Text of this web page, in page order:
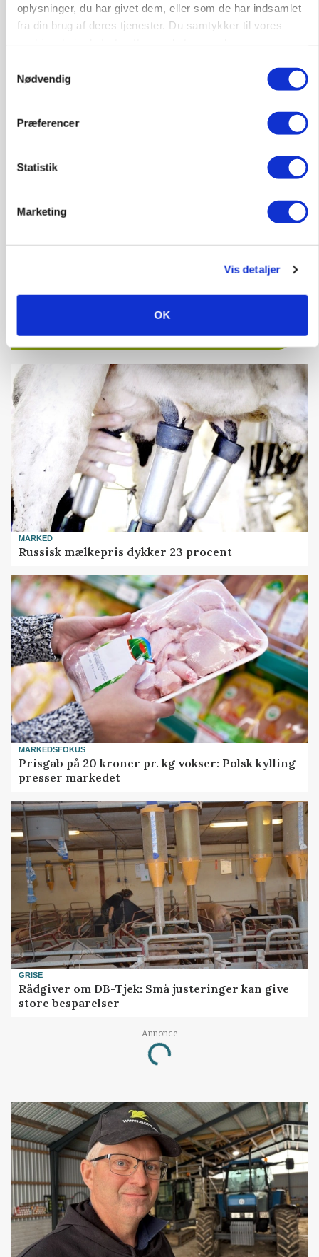
oplysninger, du har givet dem, eller som de har indsamlet
fra din brug af deres tjenester. Du samtykker til vores
Nødvendig
Præferencer
Statistik
Marketing
Vis detaljer
OK
Grise
Kalvepasser til ejendom i udvikling søges
MARKED
Russisk mælkepris dykker 23 procent
MARKEDSFOKUS
Prisgab på 20 kroner pr. kg vokser: Polsk kylling
presser markedet
GRISE
Rådgiver om DB-Tjek: Små justeringer kan give
store besparelser
Annonce
Loading...